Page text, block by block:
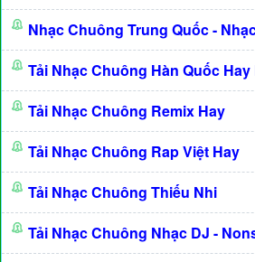
Nhạc Chuông Trung Quốc -
Tải Nhạc Chuông Hàn Quốc Hay
Tải Nhạc Chuông Remix Hay
Tải Nhạc Chuông Rap Việt Hay
Tải Nhạc Chuông Thiếu Nhi
Tải Nhạc Chuông Nhạc DJ -